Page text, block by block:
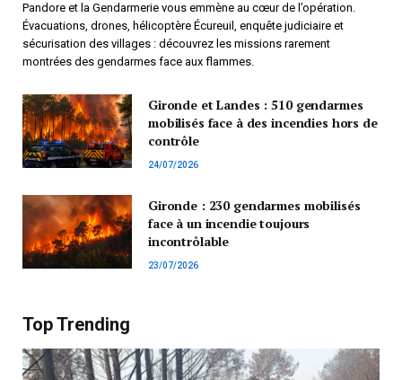
Pandore et la Gendarmerie vous emmène au cœur de l’opération.
Évacuations, drones, hélicoptère Écureuil, enquête judiciaire et
sécurisation des villages : découvrez les missions rarement
montrées des gendarmes face aux flammes.
Gironde et Landes : 510 gendarmes
mobilisés face à des incendies hors de
contrôle
24/07/2026
Gironde : 230 gendarmes mobilisés
face à un incendie toujours
incontrôlable
23/07/2026
Top Trending